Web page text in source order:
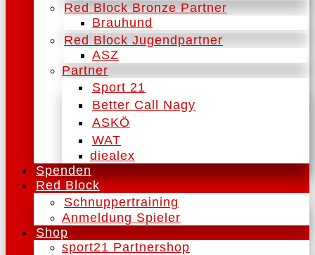
Red Block Bronze Partner
Brauhund
Red Block Jugendpartner
ASZ
Partner
Sport 21
Better Call Nagy
ASKÖ
WAT
diealex
Spenden
Red Block
Schnuppertraining
Anmeldung Spieler
Shop
sport21 Partnershop